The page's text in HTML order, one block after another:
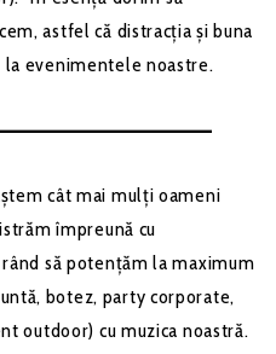
astfel că distracția și buna
evenimentele noastre.
cât mai mulți oameni
împreună cu
să potențăm la maximum
botez, party corporate,
outdoor) cu muzica noastră.